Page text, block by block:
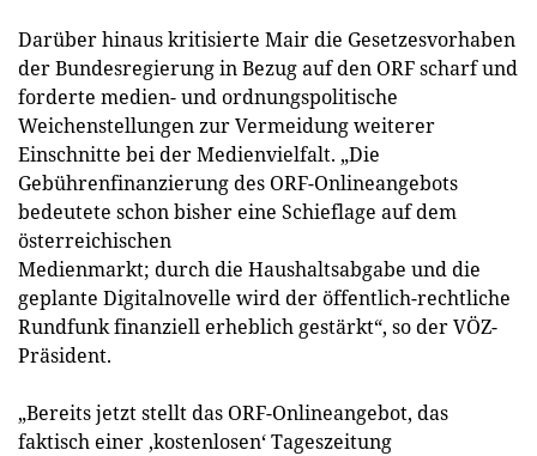
Darüber hinaus kritisierte Mair die Gesetzesvorhaben
der Bundesregierung in Bezug auf den ORF scharf und
forderte medien- und ordnungspolitische
Weichenstellungen zur Vermeidung weiterer
Einschnitte bei der Medienvielfalt. „Die
Gebührenfinanzierung des ORF-Onlineangebots
bedeutete schon bisher eine Schieflage auf dem
österreichischen
Medienmarkt; durch die Haushaltsabgabe und die
geplante Digitalnovelle wird der öffentlich-rechtliche
Rundfunk finanziell erheblich gestärkt“, so der VÖZ-
Präsident.
„Bereits jetzt stellt das ORF-Onlineangebot, das
faktisch einer ,kostenlosen‘ Tageszeitung